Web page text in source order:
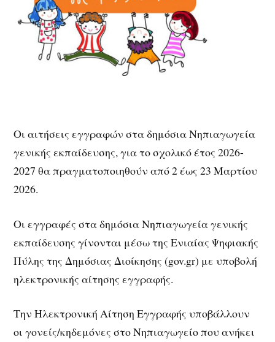
Οι αιτήσεις εγγραφών στα δημόσια Νηπιαγωγεία
γενικής εκπαίδευσης, για το σχολικό έτος 2026-
2027 θα πραγματοποιηθούν από 2 έως 23 Μαρτίου
2026.
Οι εγγραφές στα δημόσια Νηπιαγωγεία γενικής
εκπαίδευσης γίνονται μέσω της Ενιαίας Ψηφιακής
Πύλης της Δημόσιας Διοίκησης (gov.gr) με υποβολή
ηλεκτρονικής αίτησης εγγραφής.
Την Ηλεκτρονική Αίτηση Εγγραφής υποβάλλουν
οι γονείς/κηδεμόνες στο Νηπιαγωγείο που ανήκει